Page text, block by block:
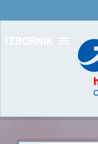
IZBORNIK